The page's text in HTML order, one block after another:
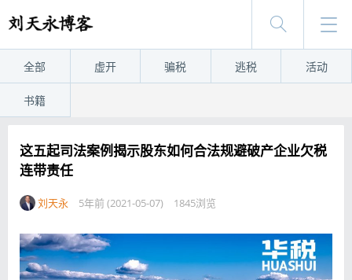
全部 虚开 骗税 逃税 活动
书籍
这五起司法案例揭示股东如何合法规避破产企业欠税
连带责任
刘天永 5年前 (2021-05-07) 1845浏览